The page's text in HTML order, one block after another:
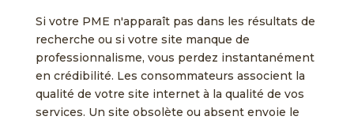
Si votre PME n'apparaît pas dans les résultats de
recherche ou si votre site manque de
professionnalisme, vous perdez instantanément
en crédibilité. Les consommateurs associent la
qualité de votre site internet à la qualité de vos
services. Un site obsolète ou absent envoie le